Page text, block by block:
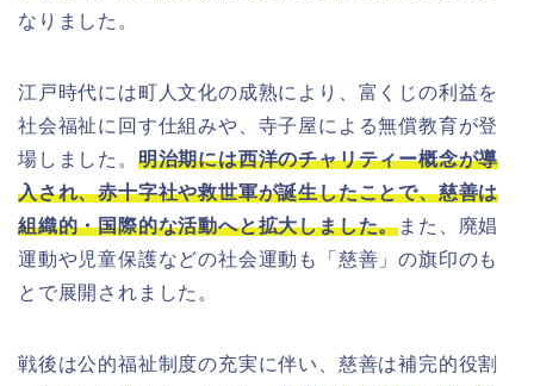
なりました。
江戸時代には町人文化の成熟により、富くじの利益を
社会福祉に回す仕組みや、寺子屋による無償教育が登
場しました。 明治期には西洋のチャリティー概念が導
入され、赤十字社や救世軍が誕生したことで、慈善は
組織的・国際的な活動へと拡大しました。また、廃娼
運動や児童保護などの社会運動も「慈善」の旗印のも
とで展開されました。
戦後は公的福祉制度の充実に伴い、慈善は補完的役割